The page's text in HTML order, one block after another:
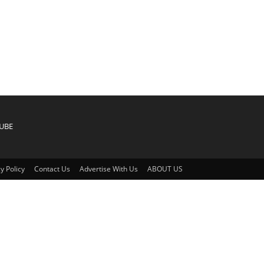
Policy Contact Us Advertise With Us ABOUT US